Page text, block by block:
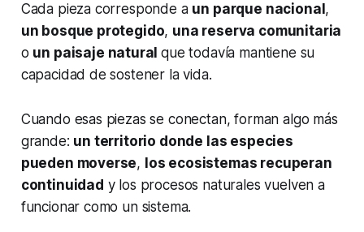
Cada pieza corresponde a un parque nacional ,
un bosque protegido, una reserva comunitaria
o un paisaje naturalque todavía mantiene su
capacidad de sostener la vida.
Cuando esas piezas se conectan, forman algo más
grande: un territorio donde las especies
pueden moverse, los ecosistemas recuperan
continuidad y los procesos naturales vuelven a
funcionar como un sistema.